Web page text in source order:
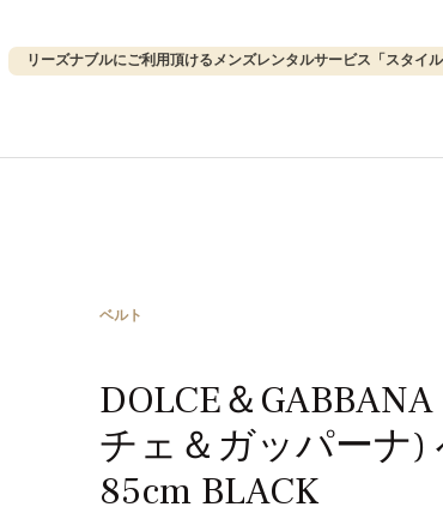
リーズナブルにご利用頂けるメンズレンタルサービス「スタイル
ベルト
DOLCE＆
チェ＆ガッパーナ)
85cm BLACK